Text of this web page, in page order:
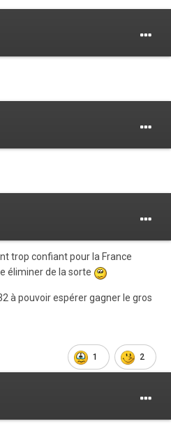
trop confiant pour la France
éliminer de la sorte
à pouvoir espérer gagner le gros
1 2